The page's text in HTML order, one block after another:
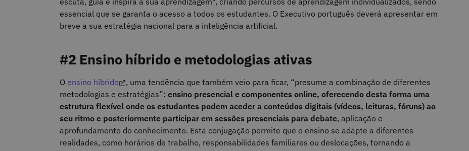
essencial que se garanta o acesso a todos os estudantes. O Executivo português deverá apresentar em
breve a sua estratégia nacional para a inteligência artificial.
#2 Ensino híbrido e metodologias ativas
O ensino híbrido
, uma tendência que também veio para ficar, “presume a combinação de diferentes
metodologias e estratégias”: ensino presencial e componentes online, oferecendo desta forma uma
estrutura flexível onde os estudantes podem aceder a conteúdos digitais (vídeos, leituras, fóruns) ao
seu ritmo e posteriormente participar em sessões presenciais para debate, aplicação e
aprofundamento do conhecimento. Esta conjugação permite que o ensino se adapte a diferentes
realidades, como horários de trabalho, responsabilidades familiares ou deslocações, tornando a